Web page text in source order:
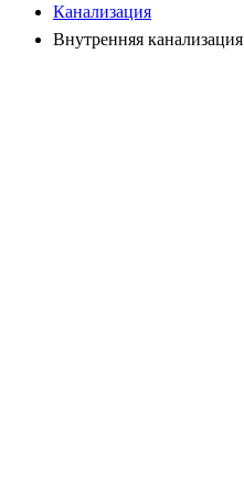
Канализация
Внутренняя канализация